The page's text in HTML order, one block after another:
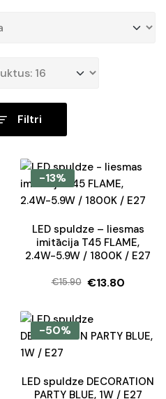
Filtri
-13%
LED spuldze – liesmas
imitācija T45 FLAME,
2.4W-5.9W / 1800K / E27
€15.90
Original
was:
€15.90.
€13.80
Current
is:
€13.80.
-50%
LED spuldze DECORATION
PARTY BLUE, 1W / E27